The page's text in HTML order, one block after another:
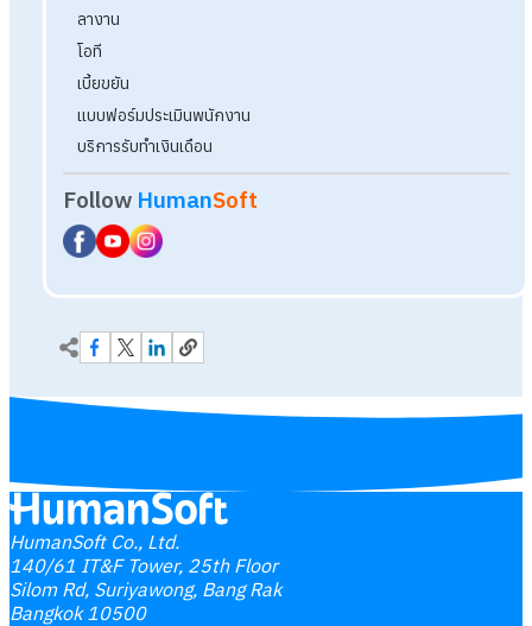
HumanSoft Co., Ltd.
140/61 IT&F Tower, 25th Floor
Silom Rd, Suriyawong, Bang Rak
Bangkok 10500